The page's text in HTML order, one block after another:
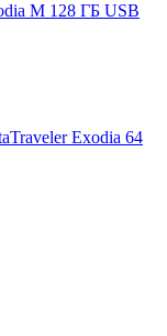
M 128 ГБ USB